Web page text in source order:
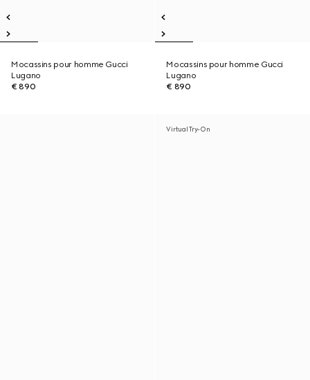
Mocassins pour homme Gucci
Lugano
€ 890
Mocassins pour homme Gucci
Lugano
€ 890
Virtual Try-On